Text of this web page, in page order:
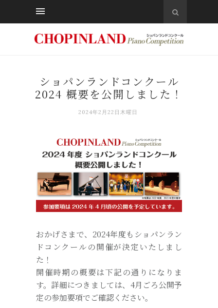
ショパンランドコンクール
2024 概要を公開しました！
2024年2月22日木曜日
おかげさまで、2024年度もショパンラン
ドコンクールの開催が決定いたしまし
た！
開催時期の概要は下記の通りになりま
す。詳細につきましては、4月ごろ公開予
定の参加要項でご確認ください。